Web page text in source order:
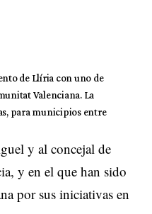
de Llíria con uno de
Valenciana. La
para municipios entre
y al concejal de
y en el que han sido
por sus iniciativas en